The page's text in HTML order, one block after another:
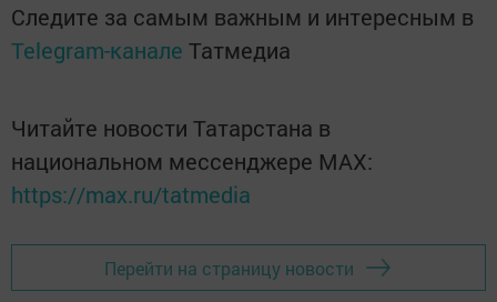
Следите за самым важным и интересным в
Telegram-канале Татмедиа
Читайте новости Татарстана в
национальном мессенджере MАХ:
https://max.ru/tatmedia
Перейти на страницу новости